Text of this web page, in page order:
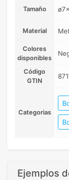
Tamaño
Material
Colores
disponibles
Código
GTIN
Categorias
Ejemplos